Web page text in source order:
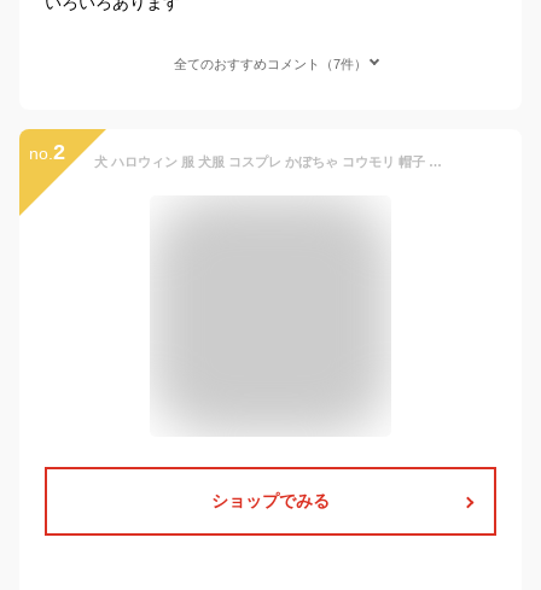
全てのおすすめコメント（7件）
no. 2 犬 ハロウィン 服 犬服 コスプレ かぼちゃ コウモリ 帽子 マント 変装 2点セット コスチューム フレンチブルドッグ フレブル おもしろグッズ 仮装 変装 秋 冬 クリスマスプレゼント KM727G
ショップでみる